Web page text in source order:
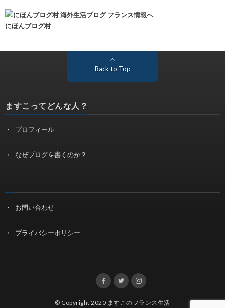
にほんブログ村
Back to Top
ますこってどんな人？
プロフィール
なぜブログを書くのか？
お問い合わせ
プライバシーポリシー
© Copyright 2020 ますこのフランス生活